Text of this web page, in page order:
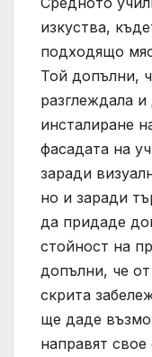
изкуства,
подходящо
Той допълни,
разглеждала
инсталиране
фасадата на
заради
но и заради
да придаде
стойност на
допълни, че
скрита
ще даде
направят